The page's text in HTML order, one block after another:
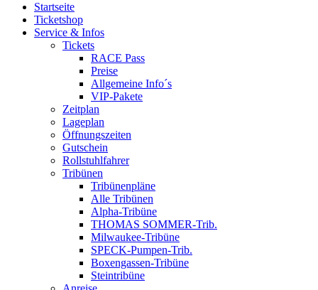
Startseite
Ticketshop
Service & Infos
Tickets
RACE Pass
Preise
Allgemeine Info´s
VIP-Pakete
Zeitplan
Lageplan
Öffnungszeiten
Gutschein
Rollstuhlfahrer
Tribünen
Tribünenpläne
Alle Tribünen
Alpha-Tribüne
THOMAS SOMMER-Trib.
Milwaukee-Tribüne
SPECK-Pumpen-Trib.
Boxengassen-Tribüne
Steintribüne